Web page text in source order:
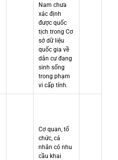
Nam chưa
xác định
được quốc
tịch trong Cơ
sở dữ liệu
quốc gia về
dân cư đang
sinh sống
trong phạm
vi cấp tỉnh.
Cơ quan, tổ
chức, cá
nhân có nhu
cầu khai